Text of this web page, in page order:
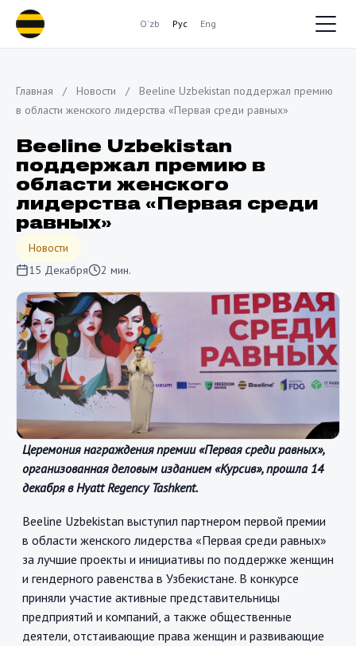
O'zb Рус Eng
Главная / Новости /
Beeline Uzbekistan поддержал премию
в области женского лидерства «Первая среди равных»
Beeline Uzbekistan
поддержал премию в
области женского
лидерства «Первая среди
равных»
Новости
15 Декабря
2 мин.
Церемония награждения премии «Первая среди равных»,
организованная деловым изданием «Курсив», прошла 14
декабря в Hyatt Regency Tashkent.
Beeline Uzbekistan выступил партнером первой премии
в области женского лидерства «Первая среди равных»
за лучшие проекты и инициативы по поддержке женщин
и гендерного равенства в Узбекистане. В конкурсе
приняли участие активные представительницы
предприятий и компаний, а также общественные
деятели, отстаивающие права женщин и развивающие